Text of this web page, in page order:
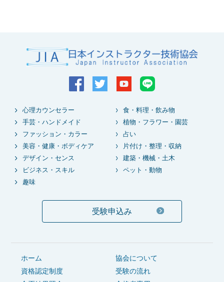
心理カウンセラー
食・料理・飲み物
手芸・ハンドメイド
植物・フラワー・園芸
ファッション・カラー
占い
美容・健康・ボディケア
片付け・整理・収納
デザイン・センス
建築・機械・土木
ビジネス・スキル
ペット・動物
趣味
受験申込み
ホーム
協会について
資格認定制度
受験の流れ